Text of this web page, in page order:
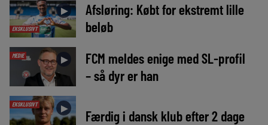
EKSKLUSIVT
►
Afsløring: Købt for ekstremt lille
beløb
MEDIE ►
FCM meldes enige med SL-profil
– så dyr er han
EKSKLUSIVT ► Færdig i dansk klub efter 2 dage